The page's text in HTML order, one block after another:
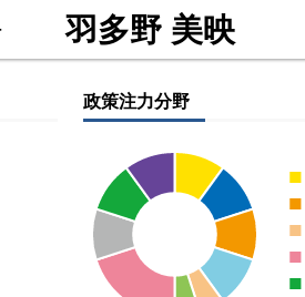
羽多野 美映
政策注力分野
■
■
■
■
■